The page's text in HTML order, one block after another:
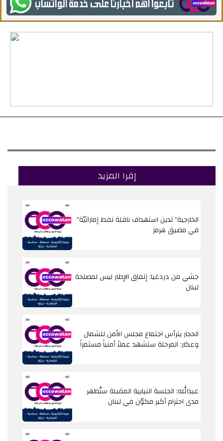
إقرا المزيد
"الخارجية" تدين استهداف ناقلة نفط إماراتيّة
في مضيق هرمز
جشي من دردغيا: إتفاق الإطار ليس لمصلحة
لبنان
الحجار يترأس اجتماع مجلس الأمن للشمال
وعكار: المرحلة ستشهد عملاً أمنياً مستمراً
عبدالله: الجلسة النيابية المقبلة ستُظهر
مدى احترام أكبر مكوّن في لبنان